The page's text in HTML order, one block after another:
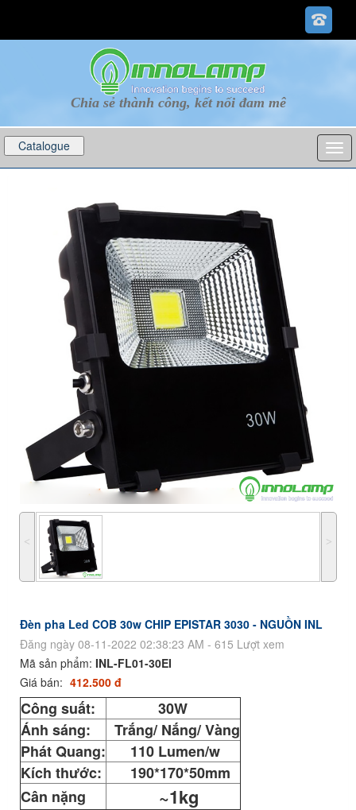
Chia sẻ thành công, kết nối đam mê
Catalogue p
˂ ˃
Đèn pha Led COB 30w CHIP EPISTAR 3030 - NGUỒN INL
Đăng ngày 08-11-2022 02:38:23 AM - 615 Lượt xem
Mã sản phẩm: INL-FL01-30EI
Giá bán: 412.500 đ
Công suất:
30W
Ánh sáng:
Trắng/ Nắng/ Vàng
Phát Quang: 110 Lumen/w
Kích thước:
190*170*50mm
Cân nặng
~1kg